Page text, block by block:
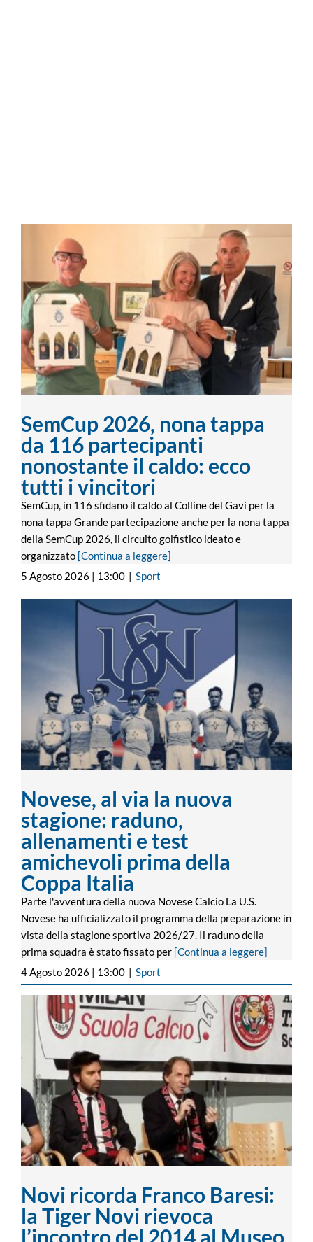
SemCup 2026, nona tappa da 116
partecipanti nonostante il caldo: ecco
tutti i vincitori
SemCup 2026, nona tappa
da 116 partecipanti
nonostante il caldo: ecco
tutti i vincitori
SemCup, in 116 sfidano il caldo al Colline del Gavi per la
nona tappa Grande partecipazione anche per la nona tappa
della SemCup 2026, il circuito golfistico ideato e
organizzato [Continua a leggere]
5 Agosto 2026 | 13:00
Sport
Novese, al via la nuova stagione: raduno,
allenamenti e test amichevoli prima
della Coppa Italia
Novese, al via la nuova
stagione: raduno,
allenamenti e test
amichevoli prima della
Coppa Italia
Parte l'avventura della nuova Novese Calcio La U.S.
Novese ha ufficializzato il programma della preparazione in
vista della stagione sportiva 2026/27. Il raduno della
prima squadra è stato fissato per [Continua a leggere]
4 Agosto 2026 | 13:00 | Sport
Novi ricorda Franco Baresi: la Tiger Novi
rievoca l’incontro del 2014 al Museo dei
Campionissimi
Novi ricorda Franco Baresi:
la Tiger Novi rievoca
l’incontro del 2014 al Museo